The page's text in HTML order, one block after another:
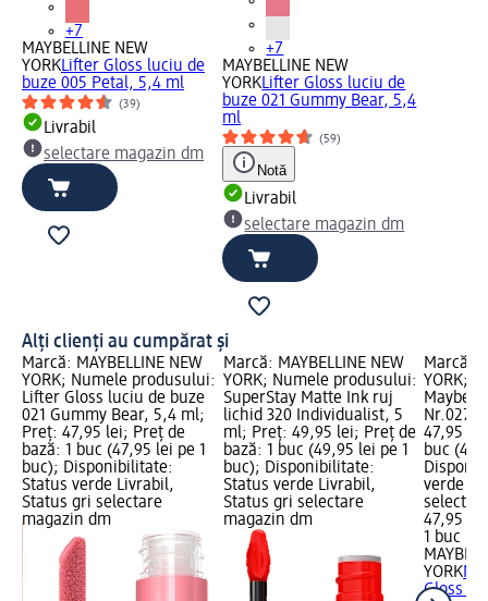
+7
MAYBELLINE NEW
YORKLifter Gloss luciu de
buze 005 Petal, 5,4 ml
(39)
Livrabil
selectare magazin dm
+7
MAYBELLINE NEW
YORKLifter Gloss luciu de
buze 021 Gummy Bear, 5,4
ml
(59)
Notă
Livrabil
selectare magazin dm
Alți clienți au cumpărat și
Marcă: MAYBELLINE NEW
YORK; Numele produsului:
Lifter Gloss luciu de buze
021 Gummy Bear, 5,4 ml;
Preț: 47,95 lei; Preț de
bază: 1 buc (47,95 lei pe 1
buc); Disponibilitate:
Status verde Livrabil,
Status gri selectare
magazin dm
Marcă: MAYBELLINE NEW
YORK; Numele produsului:
SuperStay Matte Ink ruj
lichid 320 Individualist, 5
ml; Preț: 49,95 lei; Preț de
bază: 1 buc (49,95 lei pe 1
buc); Disponibilitate:
Status verde Livrabil,
Status gri selectare
magazin dm
Marcă:
YORK;
Nr.027,
47,95
buc
verde
47,95 lei
1 buc
YORK
Gloss